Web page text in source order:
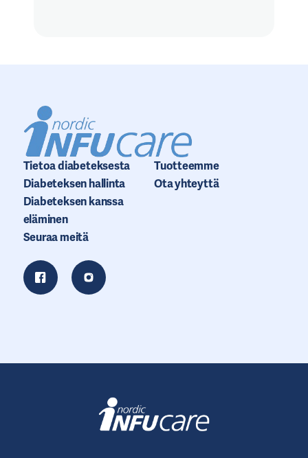
Tietoa diabeteksesta
Diabeteksen hallinta
Diabeteksen kanssa
eläminen
Tuotteemme
Ota yhteyttä
Seuraa meitä